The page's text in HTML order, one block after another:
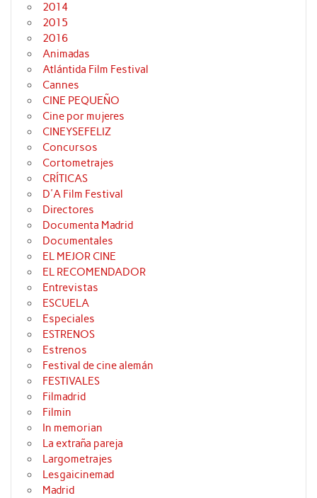
2014
2015
2016
Animadas
Atlántida Film Festival
Cannes
CINE PEQUEÑO
Cine por mujeres
CINEYSEFELIZ
Concursos
Cortometrajes
CRÍTICAS
D'A Film Festival
Directores
Documenta Madrid
Documentales
EL MEJOR CINE
EL RECOMENDADOR
Entrevistas
ESCUELA
Especiales
ESTRENOS
Estrenos
Festival de cine alemán
FESTIVALES
Filmadrid
Filmin
In memorian
La extraña pareja
Largometrajes
Lesgaicinemad
Madrid